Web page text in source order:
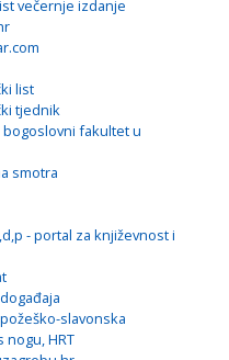
večernje izdanje
list
tjednik
bogoslovni fakultet u
smotra
- portal za književnost i
slavonska
nogu, HRT